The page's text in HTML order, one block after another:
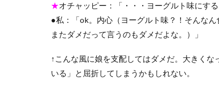
★オチャッピー：「・・・ヨーグルト味にする
●私：「ok。内心（ヨーグルト味？！そんな
またダメだって言うのもダメだよな。）」
↑こんな風に娘を支配してはダメだ。大きく
いる」と屈折してしまうかもしれない。